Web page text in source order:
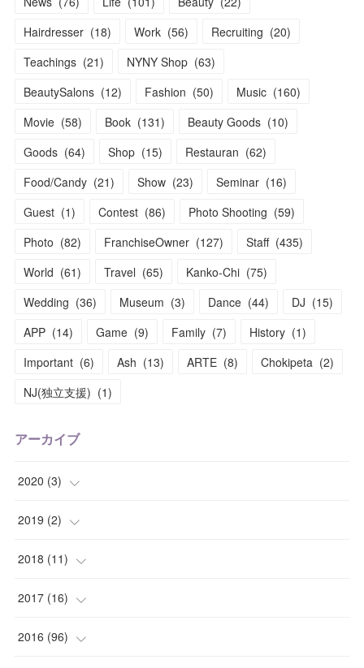
Hairdresser (18) Work (56) Recruiting (20)
Teachings (21) NYNY Shop (63)
BeautySalons (12) Fashion (50) Music (160)
Movie (58) Book (131) Beauty Goods (10)
Goods (64) Shop (15) Restauran (62)
Food/Candy (21) Show (23) Seminar (16)
Guest (1) Contest (86) Photo Shooting (59)
Photo (82) FranchiseOwner (127) Staff (435)
World (61) Travel (65) Kanko-Chi (75)
Wedding (36) Museum (3) Dance (44) DJ (15)
APP (14) Game (9) Family (7) History (1)
Important (6) Ash (13) ARTE (8) Chokipeta (2)
NJ(独立支援) (1)
アーカイブ
2020 (3)
(1
( 1)
(1)
2019 (2)
( 1)
(1)
2018 (11)
(2)
(1)
2017 (16)
(1)
2016 (96)